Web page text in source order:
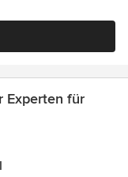
Experten für